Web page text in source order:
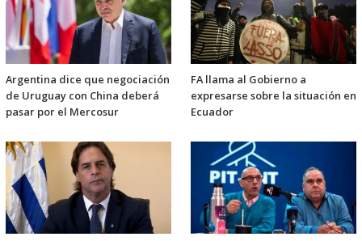
Argentina dice que negociación
de Uruguay con China deberá
pasar por el Mercosur
FA llama al Gobierno a
expresarse sobre la situación en
Ecuador